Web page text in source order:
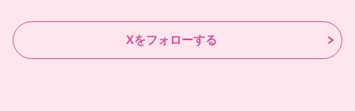
Xをフォローする